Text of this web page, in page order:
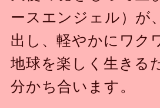
ースエンジェル）が
出し、軽やかにワク
地球を楽しく生きる
分かち合います。